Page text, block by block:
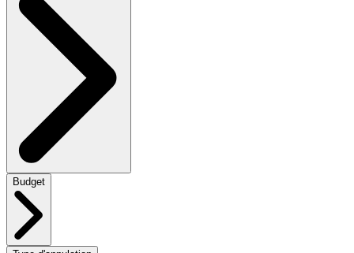
Budget